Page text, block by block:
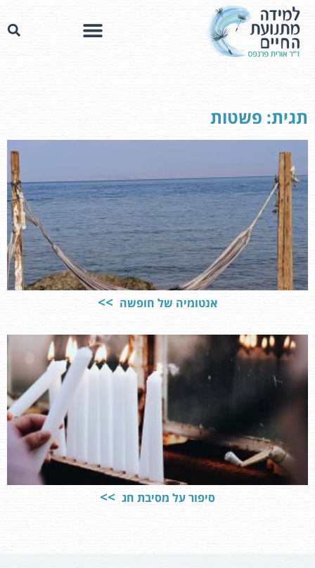
תגית: פשטות
אנטומיה של חופשה
סיפור על מסיבת חג